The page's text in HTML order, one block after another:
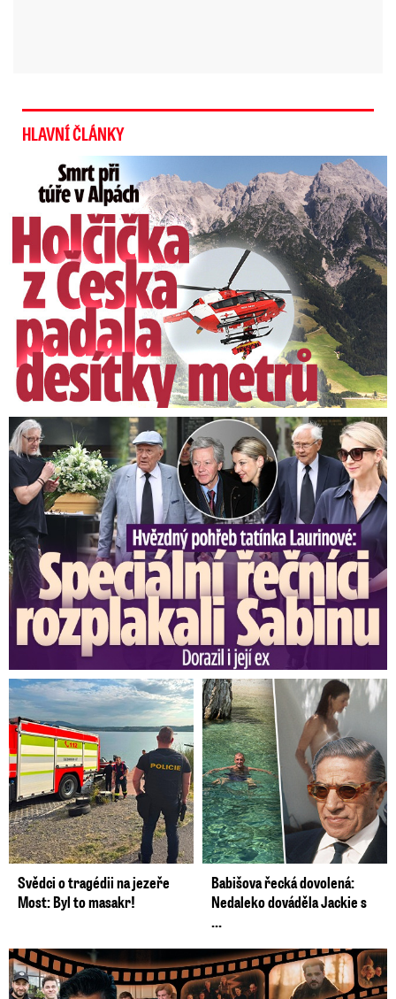
resuscitace v obýváku
HLAVNÍ ČLÁNKY
Smrt Češky v Alpách: Zemřela při túře s rodiči
Speciální řečníci nad rakví Laurina: Rozbrečeli i dceru
Svědci o tragédii na jezeře
Most: Byl to masakr!
Babišova řecká dovolená:
Nedaleko dováděla Jackie s
...
Prima vytasila podzimní trumfy! Další Zrádci a žhavé novinky